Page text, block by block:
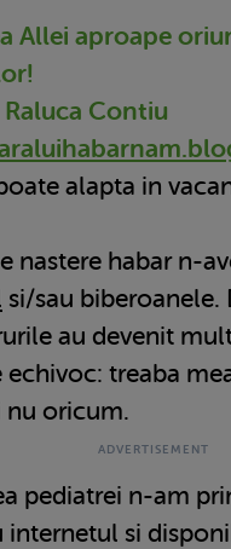
Allei aproape
Contiu
alapta in
nastere habar n-
si/sau biberoanele.
au devenit
echivoc: treaba
nu oricum.
pediatrei n-am
internetul si